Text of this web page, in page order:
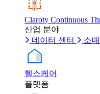
Claroty Continuous
산업 분야
데이터 센터
소
헬스케어
플랫폼